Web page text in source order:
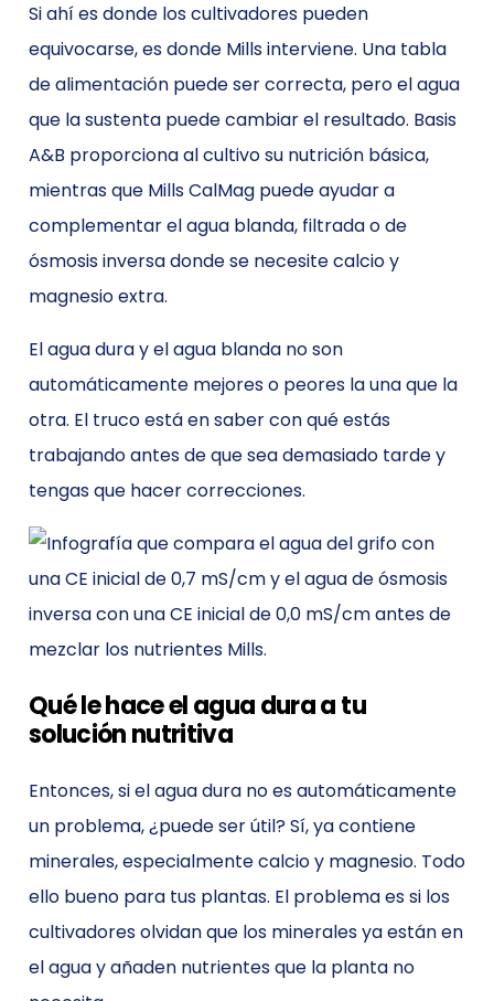
Si ahí es donde los cultivadores pueden
equivocarse, es donde Mills interviene. Una tabla
de alimentación puede ser correcta, pero el agua
que la sustenta puede cambiar el resultado. Basis
A&B proporciona al cultivo su nutrición básica,
mientras que Mills CalMag puede ayudar a
complementar el agua blanda, filtrada o de
ósmosis inversa donde se necesite calcio y
magnesio extra.
El agua dura y el agua blanda no son
automáticamente mejores o peores la una que la
otra. El truco está en saber con qué estás
trabajando antes de que sea demasiado tarde y
tengas que hacer correcciones.
Qué le hace el agua dura a tu
solución nutritiva
Entonces, si el agua dura no es automáticamente
un problema, ¿puede ser útil? Sí, ya contiene
minerales, especialmente calcio y magnesio. Todo
ello bueno para tus plantas. El problema es si los
cultivadores olvidan que los minerales ya están en
el agua y añaden nutrientes que la planta no